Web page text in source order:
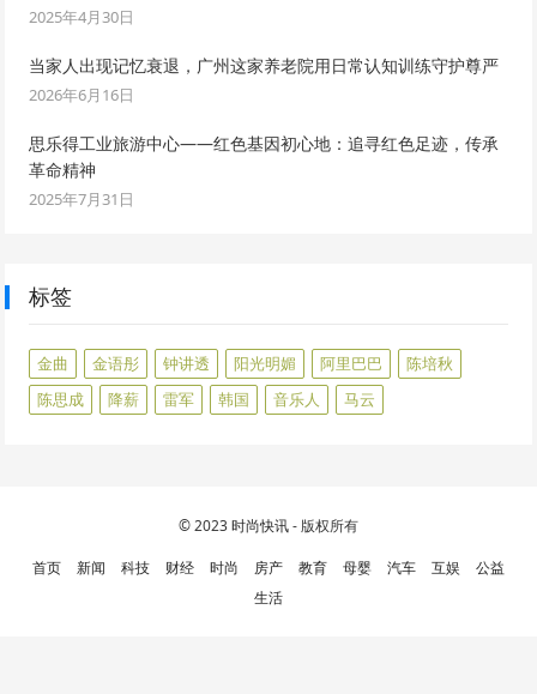
2025年4月30日
当家人出现记忆衰退，广州这家养老院用日常认知训练守护尊严
2026年6月16日
思乐得工业旅游中心——红色基因初心地：追寻红色足迹，传承
革命精神
2025年7月31日
标签
金曲 金语彤 钟讲透 阳光明媚 阿里巴巴
陈培秋
陈思成
降薪 雷军 韩国 音乐人 马云
© 2023时尚快讯- 版权所有
首页 新闻 科技 财经 时尚 房产 教育 母婴 汽车 互娱
公益
生活